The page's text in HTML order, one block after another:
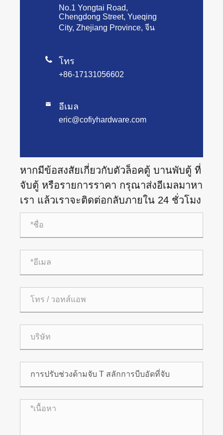
No.1 Yongtai Road,
Chengdong Street, Yueqing
City, Zhejiang Province, จีน
 โทร
+86-17131056602
 อีเมล
eric@cofiyhardware.com
หากมีข้อสงสัยเกี่ยวกับตัวล็อคตู้ บานพับตู้ ที่
จับตู้ หรือรายการราคา กรุณาส่งอีเมลมาหา
เรา แล้วเราจะติดต่อกลับภายใน 24 ชั่วโมง